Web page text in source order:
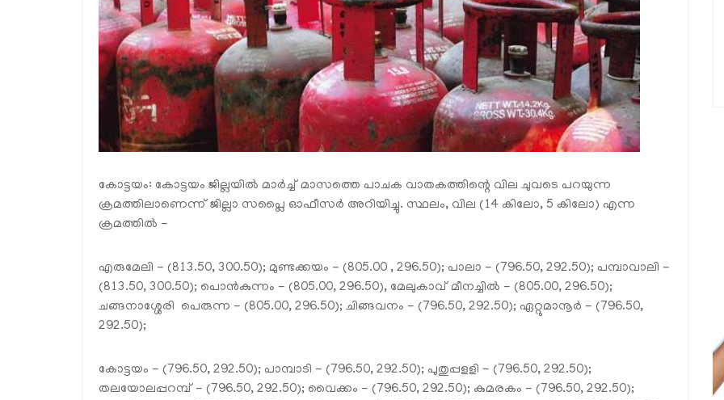
കോട്ടയം: കോട്ടയം ജില്ലയില്‍ മാര്‍ച്ച് മാസത്തെ പാചക വാതകത്തിന്റെ വില ചുവടെ പറയുന്ന
ക്രമത്തിലാണെന്ന് ജില്ലാ സപ്ലൈ ഓഫീസര്‍ അറിയിച്ചു. സ്ഥലം, വില (14 കിലോ, 5 കിലോ) എന്ന
ക്രമത്തില്‍ -
എരുമേലി - (813.50, 300.50); മുണ്ടക്കയം - (805.00 , 296.50); പാലാ - (796.50, 292.50); പമ്പാവാലി -
(813.50, 300.50); പൊന്‍കുന്നം - (805.00, 296.50), മേലുകാവ് മീനച്ചില്‍ - (805.00, 296.50);
ചങ്ങനാശ്ശേരി പെരുന്ന - (805.00, 296.50); ചിങ്ങവനം - (796.50, 292.50); ഏറ്റുമാനൂര്‍ - (796.50,
292.50);
കോട്ടയം - (796.50, 292.50); പാമ്പാടി - (796.50, 292.50); പുതുപ്പളളി - (796.50, 292.50);
തലയോലപ്പറമ്പ് - (796.50, 292.50); വൈക്കം - (796.50, 292.50); കുമരകം - (796.50, 292.50);